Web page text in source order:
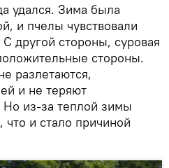
удался. Зима была
и пчелы чувствовали
другой стороны, суровая
стороны.
разлетаются,
и не теряют
из-за теплой зимы
и стало причиной